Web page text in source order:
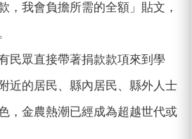
，我會負擔所需的全額」貼文，
民眾直接帶著捐款款項來到學
近的居民、縣內居民、縣外人士
，金農熱潮已經成為超越世代或